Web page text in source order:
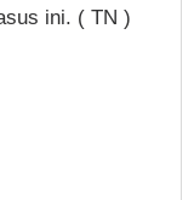
ini. ( TN )